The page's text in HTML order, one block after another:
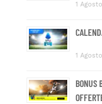
1
1
BONUS